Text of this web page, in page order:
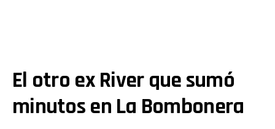
El otro ex River que sumó
minutos en La Bombonera